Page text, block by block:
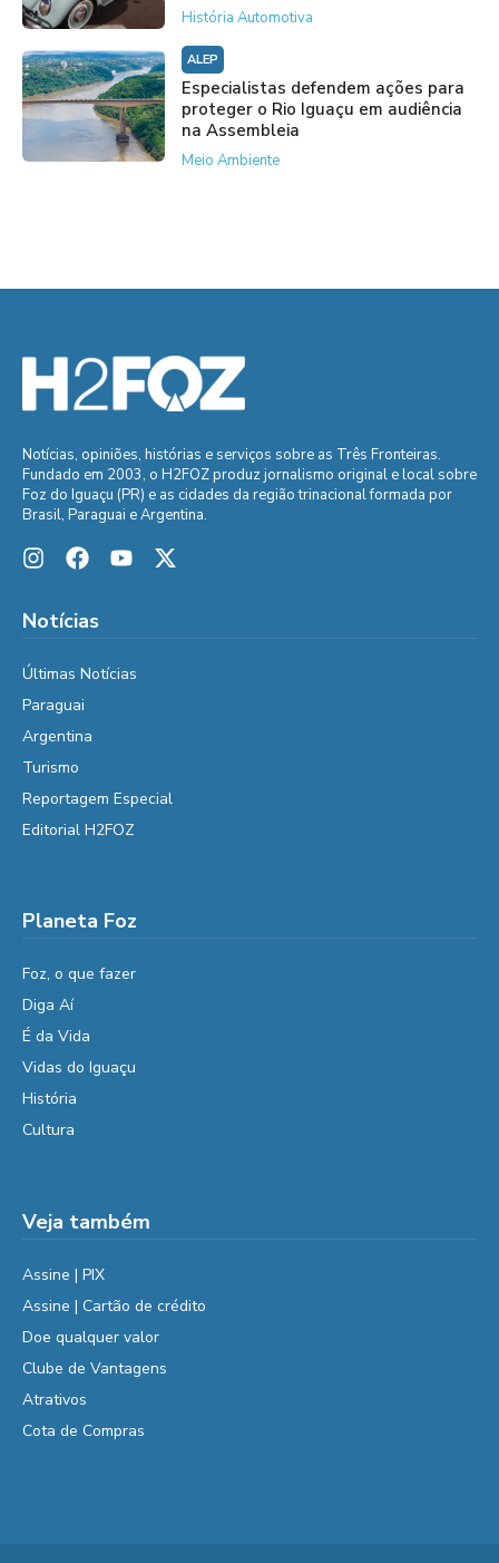
História Automotiva
ALEP
Especialistas defendem ações para
proteger o Rio Iguaçu em audiência
na Assembleia
Meio Ambiente
Notícias, opiniões, histórias e serviços sobre as Três Fronteiras.
Fundado em 2003, o H2FOZ produz jornalismo original e local sobre
Foz do Iguaçu (PR) e as cidades da região trinacional formada por
Brasil, Paraguai e Argentina.
Notícias
Últimas Notícias
Paraguai
Argentina
Turismo
Reportagem Especial
Editorial H2FOZ
Planeta Foz
Foz, o que fazer
Diga Aí
É da Vida
Vidas do Iguaçu
História
Cultura
Veja também
Assine | PIX
Assine | Cartão de crédito
Doe qualquer valor
Clube de Vantagens
Atrativos
Cota de Compras